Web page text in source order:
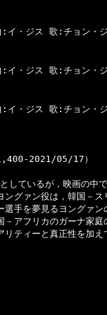
・ジス 歌:チョン・
・ジス 歌:チョン・
・ジス 歌:チョン・
しているが，映画の中
ン役は，韓国－ス
選手を夢見るヨングァン
リカのガーナ家庭
ティーと真正性を加え